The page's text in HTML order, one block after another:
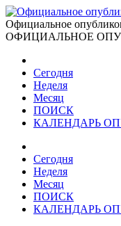
Официальное
ОФИЦИАЛЬНОЕ
Сегодня
Неделя
Месяц
ПОИСК
КАЛЕНДАРЬ
Сегодня
Неделя
Месяц
ПОИСК
КАЛЕНДАРЬ